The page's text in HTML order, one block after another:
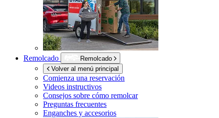
Remolcado
Remolcado
Volver al menú principal
Comienza una reservación
Videos instructivos
Consejos sobre cómo remolcar
Preguntas frecuentes
Enganches y accesorios